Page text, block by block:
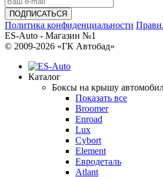
Политика конфиденциальности
ES-Auto - Магазин №1
© 2009-2026 «ГК Автобад»
Каталог
Боксы на крышу
Показать все
Broomer
Enroad
Lux
Cybort
Element
Евродеталь
Atlant